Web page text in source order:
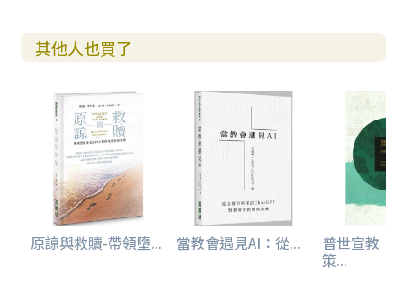
「誠」的開展／毛澤東與
唐太宗的象徵／不是「基督教中國化」／文化更新與中國宣
附錄：真信仰的利益
參考資料
索引
其他人也買了
原諒與救贖-帶領墮... 當教會遇見AI：從... 普世宣教：
策...